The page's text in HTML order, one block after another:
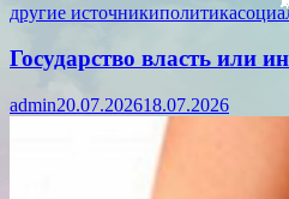
другие источникиполитика
Государство власть или
admin20.07.202618.07.2026